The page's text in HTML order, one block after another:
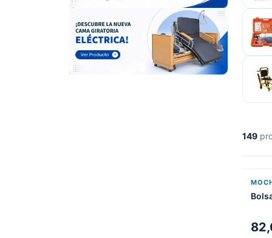
149